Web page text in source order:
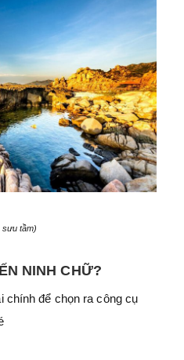
sưu tầm)
NINH CHỮ?
chính để chọn ra công cụ